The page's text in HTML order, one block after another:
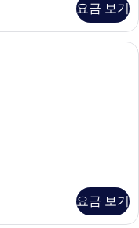
요금 보기
디오 | 객실 내 금고, 책상, 노
요금 보기